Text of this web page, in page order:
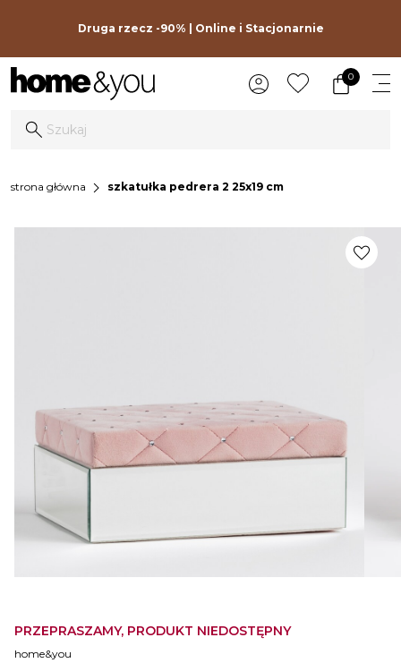
Druga rzecz -90% | Online i Stacjonarnie
0
strona główna chevron_right szkatułka pedrera 2 25x19 cm
PRZEPRASZAMY, PRODUKT NIEDOSTĘPNY
home&you
favorite